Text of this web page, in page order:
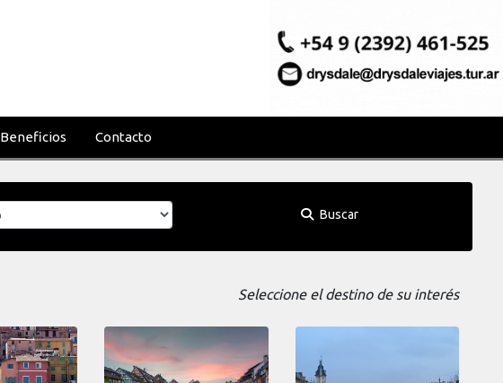
Beneficios Contacto
Buscar
Seleccione el destino de su interés